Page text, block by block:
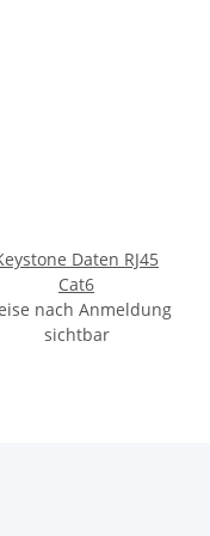
Daten RJ45
Cat6
nach Anmeldung
sichtbar